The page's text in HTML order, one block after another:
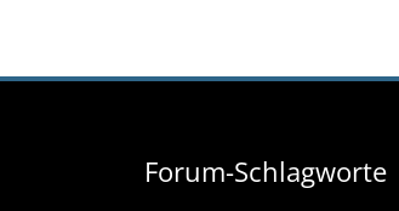
Forum-Schlagworte